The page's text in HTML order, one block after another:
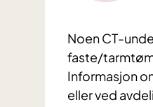
Noen CT-
faste/
Informasjon
eller ved